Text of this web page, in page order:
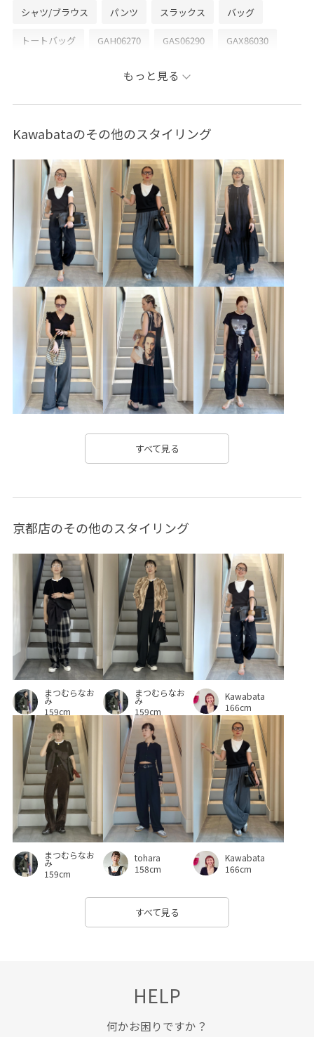
シャツ/ブラウス パンツ スラックス バッグ
トートバッグ GAH06270 GAS06290 GAX86030
SETUP
シャツ シャープ シワになりにくい
ストレッチ性 セットアップ トングサンダル ドライ
ドライタッチ ドルマンスリーブ ニュアンスがある
ニュアンスカラー ハイウエスト フロントボタン
ブラウス ベルト ポリエステル ミュール モード
リネン 仕事 光沢感 快適 快適な着心地
清涼感 爽やか 牛革 着回しやすい 耐久性
肌触りが良い 肌馴染が良い 透け感
長く使える 長財布
もっと見る
Kawabataのその他のスタイリング
すべて見る
京都店のその他のスタイリング
まつむらなお
み
159cm
まつむらなお
み
159cm
Kawabata
166cm
まつむらなお
み
159cm
tohara
158cm
Kawabata
166cm
すべて見る
HELP
何かお困りですか？